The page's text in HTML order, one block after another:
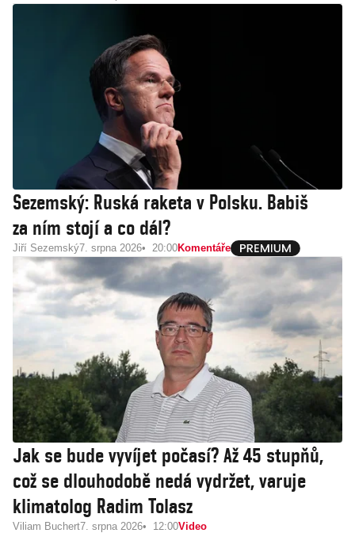
Sezemský: Ruská raketa v Polsku. Babiš
za ním stojí a co dál?
Jiří Sezemský7. srpna 2026 20:00Komentáře
Jak se bude vyvíjet počasí? Až 45 stupňů,
což se dlouhodobě nedá vydržet, varuje
klimatolog Radim Tolasz
Viliam Buchert7. srpna 2026 12:00Video